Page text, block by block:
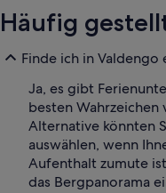
Häufig
Finde ich in
Ja, es gibt
besten Wahrzeichen
Alternative könnten
auswählen, wenn
Aufenthalt zumute
das Bergpanorama